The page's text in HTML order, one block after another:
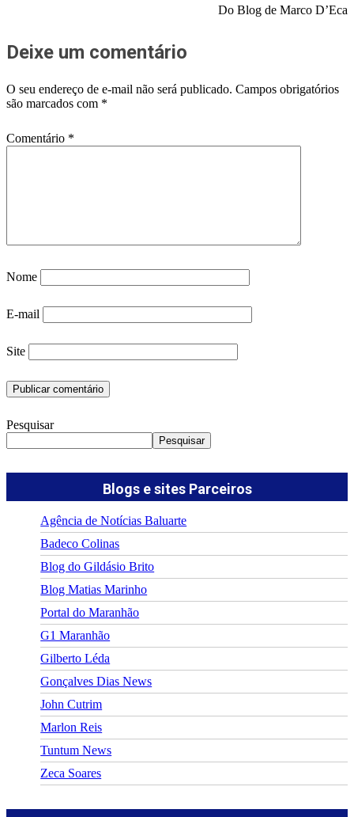
Do Blog de Marco D’Eca
Deixe um comentário
O seu endereço de e-mail não será publicado. Campos obrigatórios
são marcados com *
Comentário *
Nome
E-mail
Site
Pesquisar
Pesquisar
Blogs e sites Parceiros
Agência de Notícias Baluarte
Badeco Colinas
Blog do Gildásio Brito
Blog Matias Marinho
Portal do Maranhão
G1 Maranhão
Gilberto Léda
Gonçalves Dias News
John Cutrim
Marlon Reis
Tuntum News
Zeca Soares